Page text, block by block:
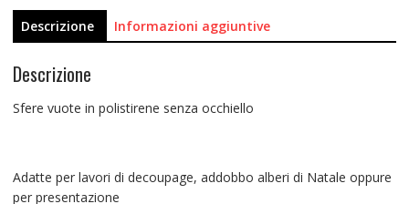
Descrizione Informazioni aggiuntive
Descrizione
Sfere vuote in polistirene senza occhiello
Adatte per lavori di decoupage, addobbo alberi di Natale oppure
per presentazione